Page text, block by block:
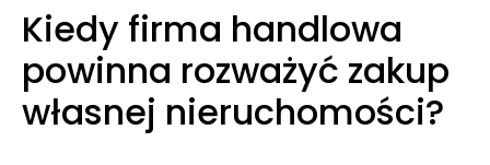
Kiedy firma handlowa
powinna rozważyć zakup
własnej nieruchomości?